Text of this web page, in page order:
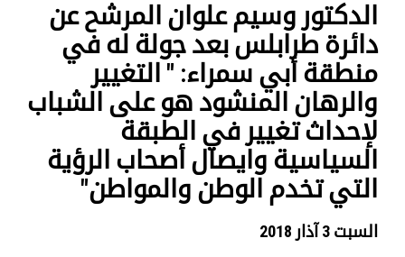
الدكتور وسيم علوان المرشح عن
دائرة طرابلس بعد جولة له في
منطقة أبي سمراء: " التغيير
والرهان المنشود هو على الشباب
لإحداث تغيير في الطبقة
السياسية وايصال أصحاب الرؤية
التي تخدم الوطن والمواطن"
السبت 3 آذار 2018